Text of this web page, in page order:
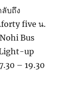
ลับถึง
five น.
Bus
Light-up
– 19.30